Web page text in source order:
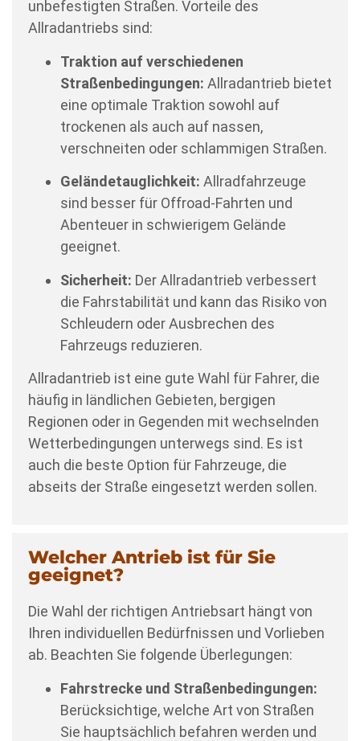
unbefestigten Straßen. Vorteile des
Allradantriebs sind:
Traktion auf verschiedenen
Straßenbedingungen: Allradantrieb bietet
eine optimale Traktion sowohl auf
trockenen als auch auf nassen,
verschneiten oder schlammigen Straßen.
Geländetauglichkeit: Allradfahrzeuge
sind besser für Offroad-Fahrten und
Abenteuer in schwierigem Gelände
geeignet.
Sicherheit: Der Allradantrieb verbessert
die Fahrstabilität und kann das Risiko von
Schleudern oder Ausbrechen des
Fahrzeugs reduzieren.
Allradantrieb ist eine gute Wahl für Fahrer, die
häufig in ländlichen Gebieten, bergigen
Regionen oder in Gegenden mit wechselnden
Wetterbedingungen unterwegs sind. Es ist
auch die beste Option für Fahrzeuge, die
abseits der Straße eingesetzt werden sollen.
Welcher Antrieb ist für Sie
geeignet?
Die Wahl der richtigen Antriebsart hängt von
Ihren individuellen Bedürfnissen und Vorlieben
ab. Beachten Sie folgende Überlegungen:
Fahrstrecke und Straßenbedingungen:
Berücksichtige, welche Art von Straßen
Sie hauptsächlich befahren werden und